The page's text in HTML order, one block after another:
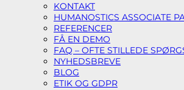
KONTAKT
HUMANOSTICS ASSOCIATE
REFERENCER
FÅ EN DEMO
FAQ – OFTE STILLEDE
NYHEDSBREVE
BLOG
ETIK OG GDPR